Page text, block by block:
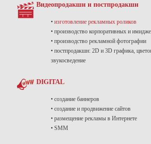
Видеопродакшн и постпродакшн
•изготовление рекламных роликов
• производство корпоративных и
• производство рекламной фотографии
• постпродакшн: 2D и 3D графика,
звукосведение
DIGITAL
• создание баннеров
• создание и продвижение сайтов
• размещение рекламы в Интернете
• SMM